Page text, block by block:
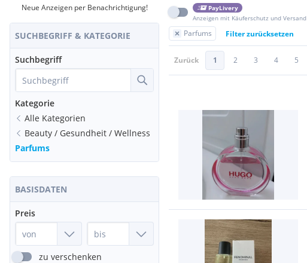
Neue Anzeigen per Benachrichtigung!
SUCHBEGRIFF & KATEGORIE
Suchbegriff
Kategorie
Alle Kategorien
Beauty / Gesundheit / Wellness
Parfums
BASISDATEN
Preis
zu verschenken
PayLivery
Anzeigen mit Käuferschutz und Versand
Parfums Filter zurücksetzen
Zurück 1 2 3 4 5